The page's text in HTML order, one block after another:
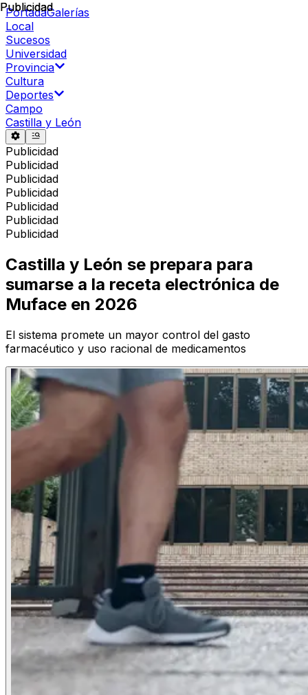
PortadaGalerías
Local
Sucesos
Universidad
Provincia
Cultura
Deportes
Campo
Castilla y León
Publicidad
Publicidad
Publicidad
Publicidad
Publicidad
Publicidad
Publicidad
Publicidad
Castilla y León se prepara para
sumarse a la receta electrónica de
Muface en 2026
El sistema promete un mayor control del gasto
farmacéutico y uso racional de medicamentos
Publicidad